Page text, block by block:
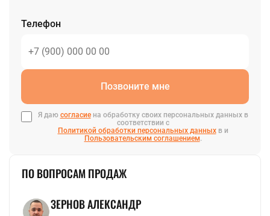
Телефон
Позвоните мне
Я даю согласиена обработку своих персональных данных в
соответствии с
Политикой обработки персональных данныхв и
Пользовательским соглашением.
ПО ВОПРОСАМ ПРОДАЖ
ЗЕРНОВ АЛЕКСАНДР